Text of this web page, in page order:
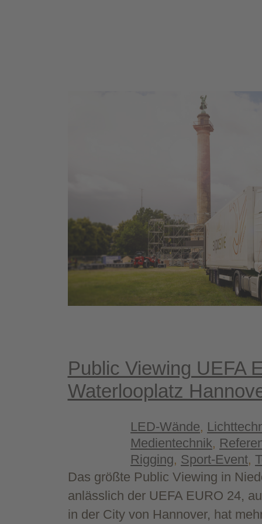
Public Vie­w­ing UEFA
Water­loo­platz
LED-Wände,
Medientechnik,
Rigging, Sport-Event,
Das größte Public Viewing in
anlässlich der UEFA EURO 24,
in der City von Hannover, hat